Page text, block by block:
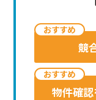
おすすめ
競
おすすめ
物件確